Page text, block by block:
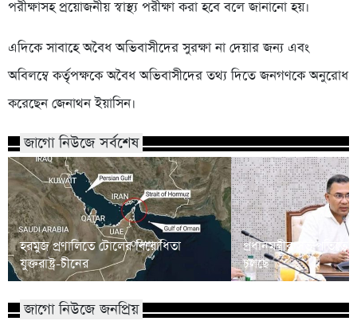
পরীক্ষাসহ প্রয়োজনীয় স্বাস্থ্য পরীক্ষা করা হবে বলে জানানো হয়।
এদিকে সাবাহে অবৈধ অভিবাসীদের সুরক্ষা না দেয়ার জন্য এবং
অবিলম্বে কর্তৃপক্ষকে অবৈধ অভিবাসীদের তথ্য দিতে জনগণকে অনুরোধ
করেছেন জেনাথন ইয়াসিন।
জাগো নিউজে সর্বশেষ
হরমুজ প্রণালিতে টোলের বিরোধিতা
যুক্তরাষ্ট্র-চীনের
প্রধানমন্ত্রীর
চলছে
জাগো নিউজে জনপ্রিয়